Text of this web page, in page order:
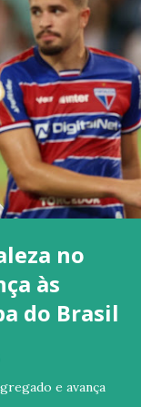
no
às
do Brasil
e avança